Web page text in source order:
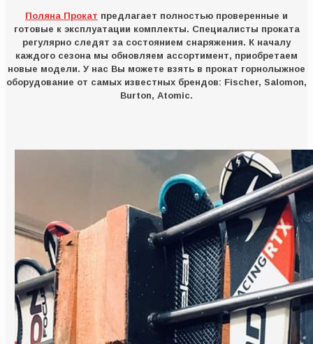
Поляна Прокат предлагает полностью проверенные и
готовые к эксплуатации комплекты. Специалисты проката
регулярно следят за состоянием снаряжения. К началу
каждого сезона мы обновляем ассортимент, приобретаем
новые модели. У нас Вы можете взять в прокат горнолыжное
оборудование от самых известных брендов: Fischer, Salomon,
Burton, Atomic.